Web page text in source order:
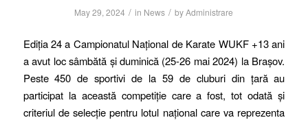
May 29, 2024 / in News / byAdministrare
Ediția 24 a Campionatul Național de Karate WUKF +13 ani
a avut loc sâmbătă și duminică (25-26 mai 2024) la Brașov.
Peste 450 de sportivi de la 59 de cluburi din țară au
participat la această competiție care a fost, tot odată și
criteriul de selecție pentru lotul național care va reprezenta